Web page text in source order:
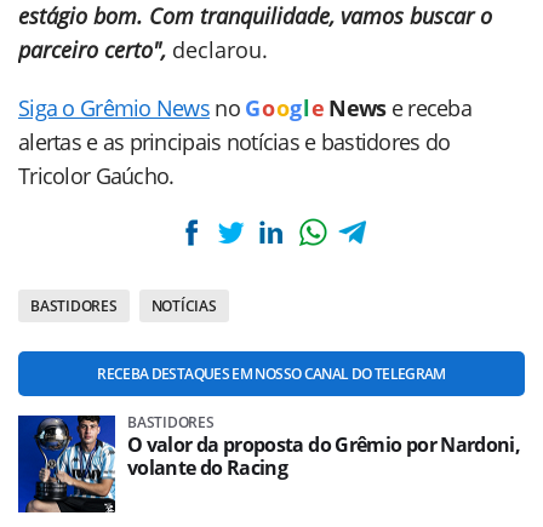
estágio bom. Com tranquilidade, vamos buscar o
parceiro certo", declarou.
Siga o Grêmio News no Goog le News e receba
alertas e as principais notícias e bastidores do
Tricolor Gaúcho.
BASTIDORES NOTÍCIAS
RECEBA DESTAQUES EM NOSSO CANAL DO TELEGRAM
BASTIDORES
O valor da proposta do Grêmio por Nardoni,
volante do Racing